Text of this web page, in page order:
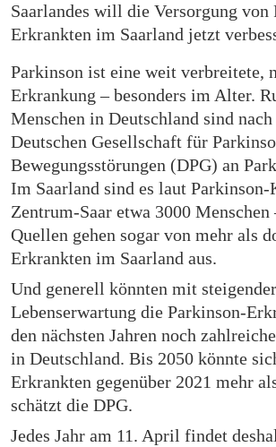
Saarlandes will die Versorgung von
Erkrankten im Saarland jetzt
Parkinson ist eine weit verbreitete,
Erkrankung – besonders im Alter.
Menschen in Deutschland sind
Deutschen Gesellschaft für
Bewegungsstörungen (DPG) an
Im Saarland sind es laut Parkinson-
Zentrum-Saar etwa 3000 Menschen
Quellen gehen sogar von mehr als
Erkrankten im Saarland aus.
Und generell könnten mit steigender
Lebenserwartung die Parkinson-
den nächsten Jahren noch
in Deutschland. Bis 2050 könnte
Erkrankten gegenüber 2021 mehr
schätzt die DPG.
Jedes Jahr am 11. April findet